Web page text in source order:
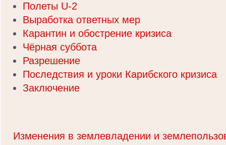
Полеты U-2
Выработка ответных мер
Карантин и обострение кризиса
Чёрная суббота
Разрешение
Последствия и уроки Карибского кризиса
Заключение
Изменения в землевладении и